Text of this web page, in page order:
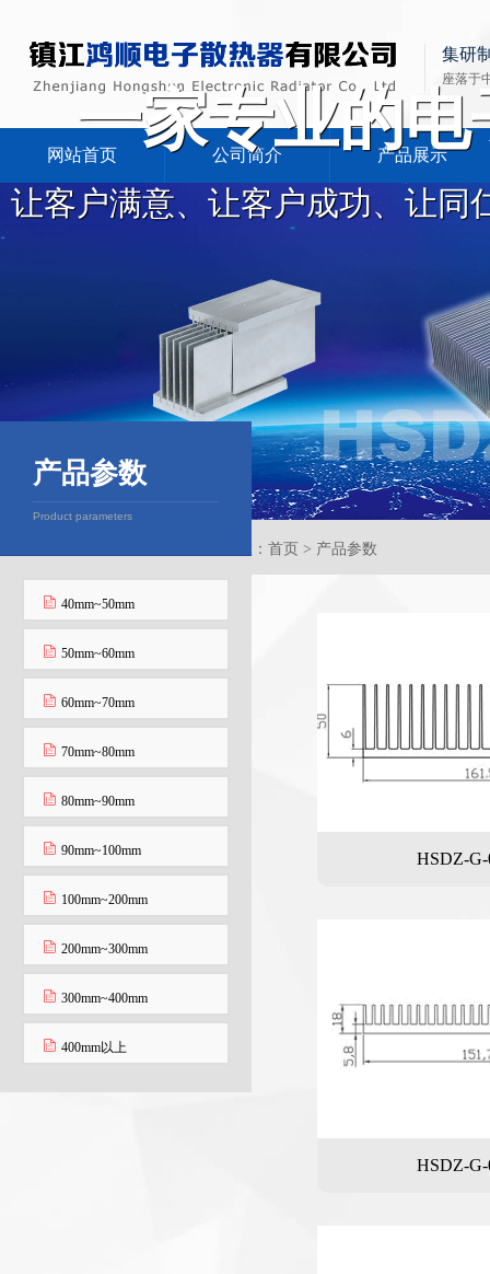
集研
座落于
网站首页 公司简介 产品展示
一家专业的
让客户满意、让客户成功、让同
当前位置：首页 > 产品参数
产品参数
Product parameters
40mm~50mm
50mm~60mm
60mm~70mm
70mm~80mm
80mm~90mm
90mm~100mm
100mm~200mm
200mm~300mm
300mm~400mm
400mm以上
HSDZ-G-
HSDZ-G-